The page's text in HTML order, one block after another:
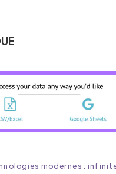
modernes :